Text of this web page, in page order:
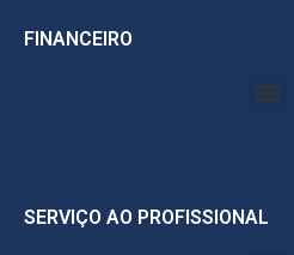
FINANCEIRO
SERVIÇO AO PROFISSIONAL